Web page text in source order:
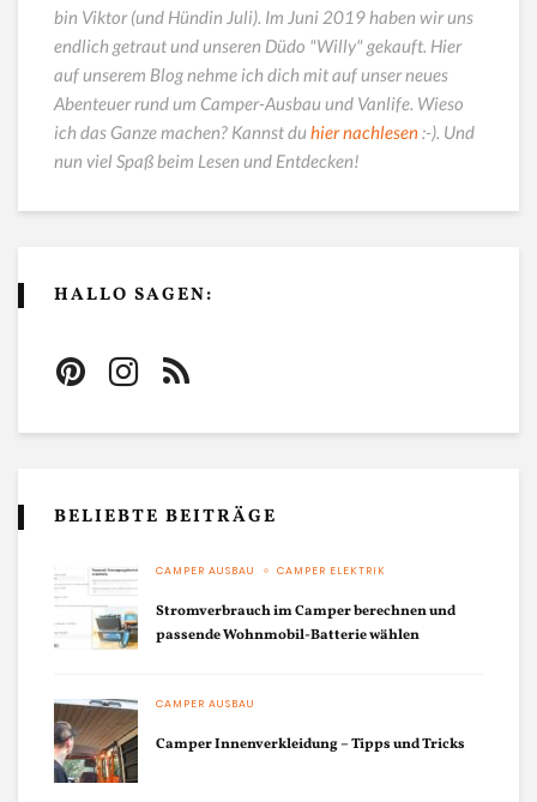
bin Viktor (und Hündin Juli). Im Juni 2019 haben wir uns
endlich getraut und unseren Düdo "Willy" gekauft. Hier
auf unserem Blog nehme ich dich mit auf unser neues
Abenteuer rund um Camper-Ausbau und Vanlife. Wieso
ich das Ganze machen? Kannst du hier nachlesen:-). Und
nun viel Spaß beim Lesen und Entdecken!
HALLO SAGEN:
BELIEBTE BEITRÄGE
CAMPER AUSBAU CAMPER ELEKTRIK
Stromverbrauch im Camper berechnen und
passende Wohnmobil-Batterie wählen
CAMPER AUSBAU
Camper Innenverkleidung – Tipps und Tricks